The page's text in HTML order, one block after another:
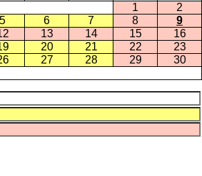
1
2
5 6 7 8
9
13 14 15
16
20 21 22
23
27 28 29
30